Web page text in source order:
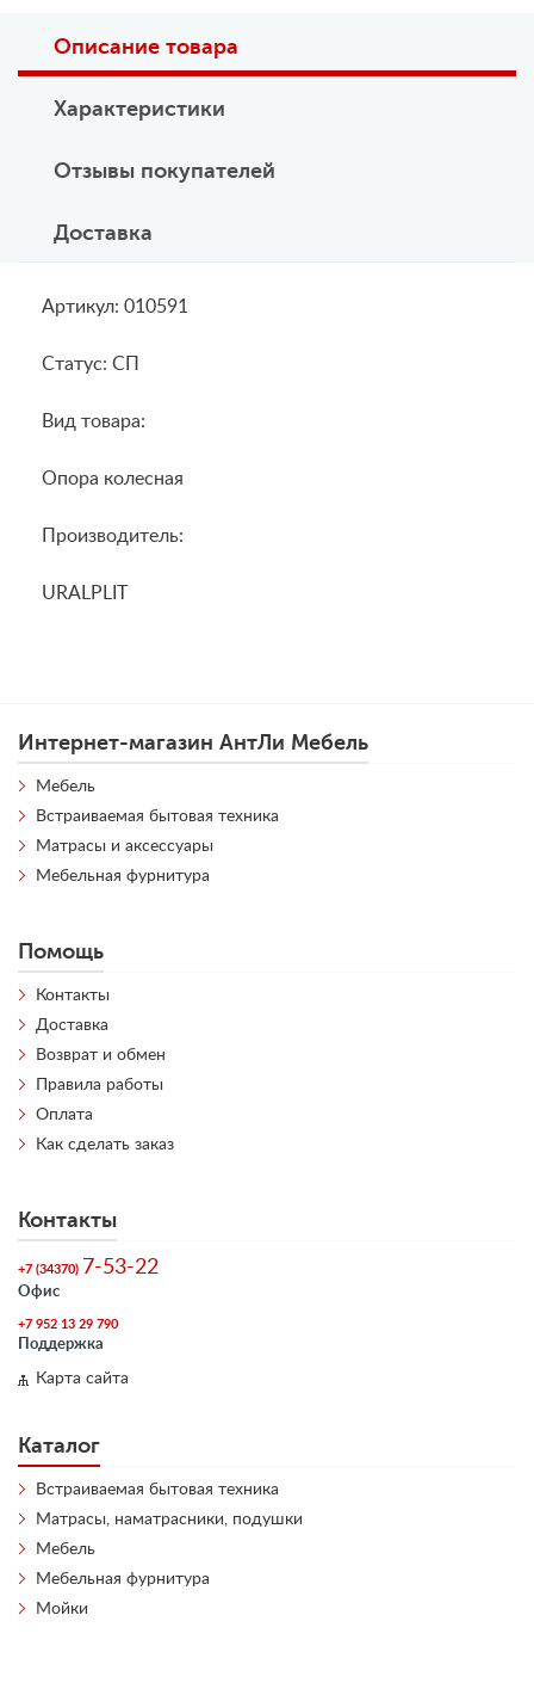
Описание товара
Характеристики
Отзывы покупателей
Доставка
Артикул: 010591
Статус: СП
Вид товара:
Опора колесная
Производитель:
URALPLIT
Интернет-магазин АнтЛи Мебель
Мебель
Встраиваемая бытовая техника
Матрасы и аксессуары
Мебельная фурнитура
Помощь
Контакты
Доставка
Возврат и обмен
Правила работы
Оплата
Как сделать заказ
Контакты
+7 (34370) 7-53-22
Офис
+7 952 13 29 790
Поддержка
Карта сайта
Каталог
Встраиваемая бытовая техника
Матрасы, наматрасники, подушки
Мебель
Мебельная фурнитура
Мойки